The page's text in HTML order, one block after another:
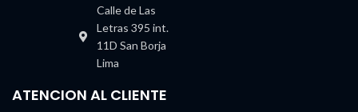
Calle de Las
Letras 395 int.
11D San Borja
Lima
ATENCION AL CLIENTE